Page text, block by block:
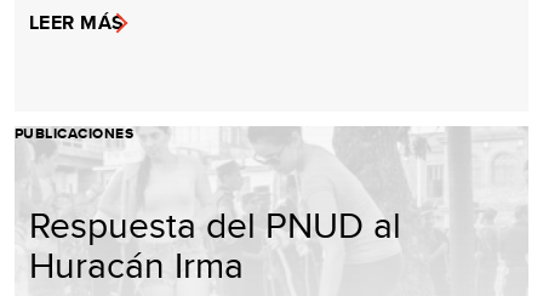
LEER MÁS
PUBLICACIONES
Respuesta del PNUD al
Huracán Irma